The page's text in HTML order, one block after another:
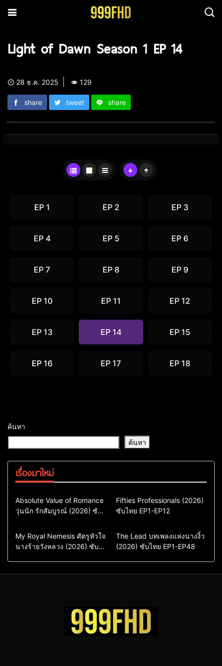
Light of Dawn Season 1 EP 14
28 ธ.ค. 2025 129
share tweet share
EP 1 EP 2 EP 3
EP 4 EP 5 EP 6
EP 7 EP 8 EP 9
EP 10 EP 11 EP 12
EP 13 EP 14 EP 15
EP 16 EP 17 EP 18
ค้นหา
ค้นหา
เรื่องมาใหม่
Comedy
Drama
ซีรี่ย์เกาหลี
ซีรี่ย์เกาหลีพากย์ไทย
Absolute Value of Romance
วุ่นนัก รักสัมบูรณ์ (2026) ซับ
Action & Adventure
Comedy
Drama
ซีรี่ย์เกาหลีซับไทย
Fifties Professionals (2026)
ซับไทย EP1-EP12
Comedy
Drama
Sci-Fi & Fantasy
My Royal Nemesis ศัตรูหัวใจ
นางร้ายวังหลวง (2026) ซับ
Drama
ซีรี่ย์จีน
ซีรี่ย์จีนซับไทย
The Lead บทเพลงแห่งนางงิ้ว
(2026) ซับไทย EP1-EP48